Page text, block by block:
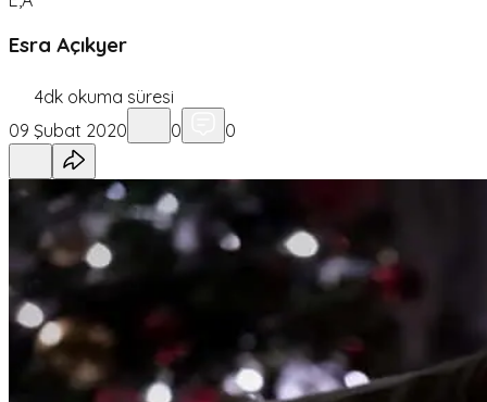
Esra Açıkyer
4dk okuma süresi
09 Şubat 2020
0 0